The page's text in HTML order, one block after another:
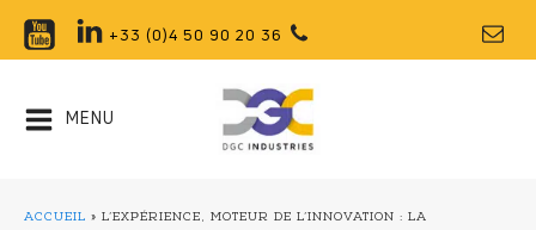
+33 (0)4 50 90 20 36
MENU
ACCUEIL » L’EXPÉRIENCE, MOTEUR DE L’INNOVATION : LA